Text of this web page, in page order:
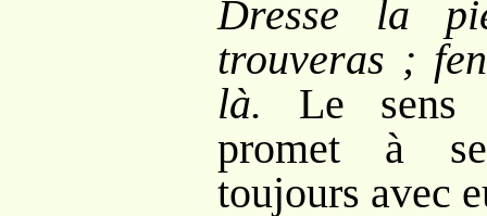
Dresse la
trouveras ;
là. Le sens
promet à
toujours avec